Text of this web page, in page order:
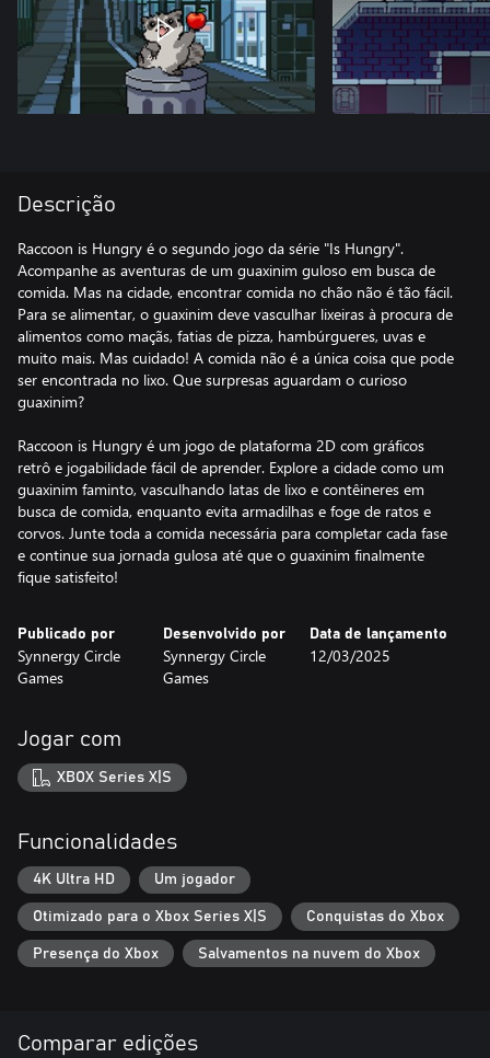
Descrição
Raccoon is Hungry é o segundo jogo da série "Is Hungry".
Acompanhe as aventuras de um guaxinim guloso em busca de
comida. Mas na cidade, encontrar comida no chão não é tão fácil.
Para se alimentar, o guaxinim deve vasculhar lixeiras à procura de
alimentos como maçãs, fatias de pizza, hambúrgueres, uvas e
muito mais. Mas cuidado! A comida não é a única coisa que pode
ser encontrada no lixo. Que surpresas aguardam o curioso
guaxinim?
Raccoon is Hungry é um jogo de plataforma 2D com gráficos
retrô e jogabilidade fácil de aprender. Explore a cidade como um
guaxinim faminto, vasculhando latas de lixo e contêineres em
busca de comida, enquanto evita armadilhas e foge de ratos e
corvos. Junte toda a comida necessária para completar cada fase
e continue sua jornada gulosa até que o guaxinim finalmente
fique satisfeito!
Publicado por
Synnergy Circle
Games
Desenvolvido por
Synnergy Circle
Games
Data de lançamento
12/03/2025
Jogar com
XBOX Series X|S
Funcionalidades
4K Ultra HD Um jogador
Otimizado para o Xbox Series X|S Conquistas do Xbox
Presença do Xbox Salvamentos na nuvem do Xbox
Comparar edições